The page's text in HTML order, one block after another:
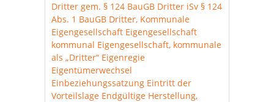
Dritter gem. § 124 BauGB Dritter iSv § 124
Abs. 1 BauGB Dritter, Kommunale
Eigengesellschaft Eigengesellschaft
kommunal Eigengesellschaft, kommunale
als „Dritter“ Eigenregie
Eigentümerwechsel
Einbeziehungssatzung Eintritt der
Vorteilslage Endgültige Herstellung,